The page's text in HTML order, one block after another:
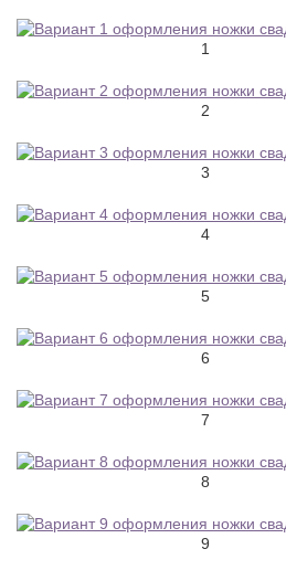
1
2
3
4
5
6
7
8
9